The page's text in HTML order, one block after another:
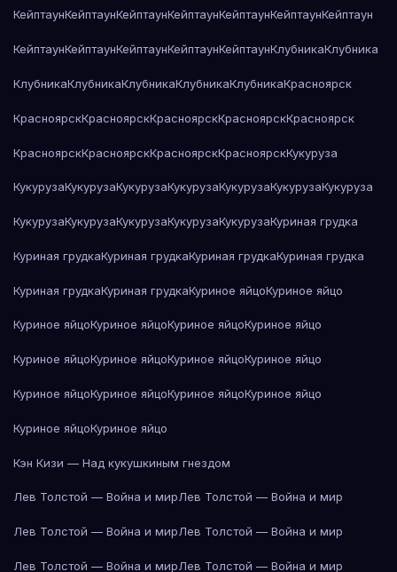
КейптаунКейптаунКейптаунКейптаунКейптаунКейптаунКейптаун
КейптаунКейптаунКейптаунКейптаунКейптаунКлубникаКлубника
КлубникаКлубникаКлубникаКлубникаКлубникаКрасноярск
КрасноярскКрасноярскКрасноярскКрасноярскКрасноярск
КрасноярскКрасноярскКрасноярскКрасноярскКукуруза
КукурузаКукурузаКукурузаКукурузаКукурузаКукурузаКукуруза
КукурузаКукурузаКукурузаКукурузаКукурузаКуриная грудка
Куриная грудкаКуриная грудкаКуриная грудкаКуриная грудка
Куриная грудкаКуриная грудкаКуриное яйцоКуриное яйцо
Куриное яйцоКуриное яйцоКуриное яйцоКуриное яйцо
Куриное яйцоКуриное яйцоКуриное яйцоКуриное яйцо
Куриное яйцоКуриное яйцоКуриное яйцоКуриное яйцо
Куриное яйцоКуриное яйцо
Кэн Кизи — Над кукушкиным гнездом
Лев Толстой — Война и мирЛев Толстой — Война и мир
Лев Толстой — Война и мирЛев Толстой — Война и мир
Лев Толстой — Война и мирЛев Толстой — Война и мир